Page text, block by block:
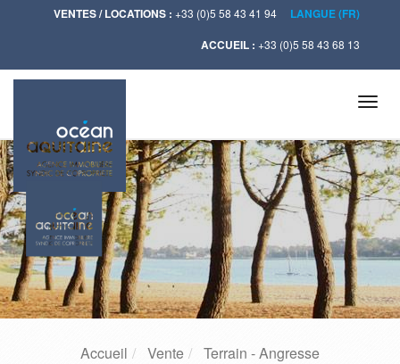
LANGUE (FR)
VENTES / LOCATIONS : +33 (0)5 58 43 41 94
ACCUEIL : +33 (0)5 58 43 68 13
Accueil Vente Terrain - Angresse